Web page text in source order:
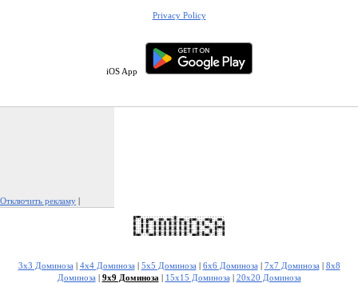
Privacy Policy
iOS App
Отключить рекламу |
3x3 Доминоза | 4x4 Доминоза | 5x5 Доминоза | 6x6 Доминоза | 7x7 Доминоза | 8x8
Доминоза | 9x9 Доминоза | 15x15 Доминоза | 20x20 Доминоза